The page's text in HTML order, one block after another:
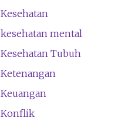
Kesehatan
kesehatan mental
Kesehatan Tubuh
Ketenangan
Keuangan
Konflik